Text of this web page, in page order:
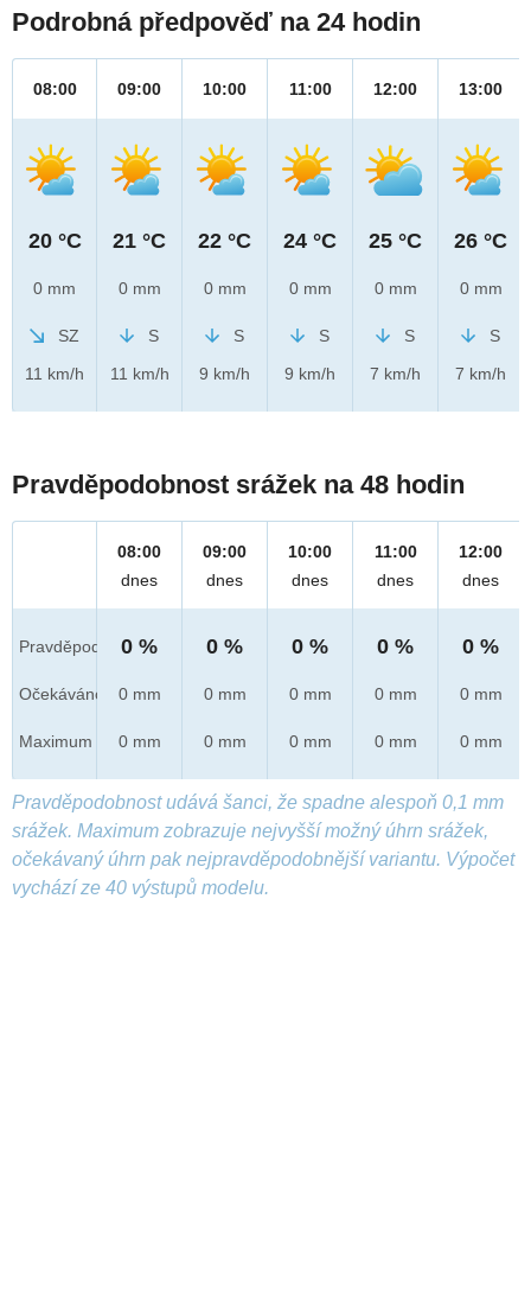
Podrobná předpověď na 24 hodin
08:00
20 °C
0 mm
SZ
11 km/h
09:00
21 °C
0 mm
S
11 km/h
10:00
22 °C
0 mm
S
9 km/h
11:00
24 °C
0 mm
S
9 km/h
12:00
25 °C
0 mm
S
7 km/h
13:00
26 °C
0 mm
S
7 km/h
Pravděpodobnost srážek na 48 hodin
Pravděpod.
Očekáváno
Maximum
08:00
dnes
0 %
0 mm
0 mm
09:00
dnes
0 %
0 mm
0 mm
10:00
dnes
0 %
0 mm
0 mm
11:00
dnes
0 %
0 mm
0 mm
12:00
dnes
0 %
0 mm
0 mm
Pravděpodobnost udává šanci, že spadne alespoň 0,1 mm
srážek. Maximum zobrazuje nejvyšší možný úhrn srážek,
očekávaný úhrn pak nejpravděpodobnější variantu. Výpočet
vychází ze 40 výstupů modelu.